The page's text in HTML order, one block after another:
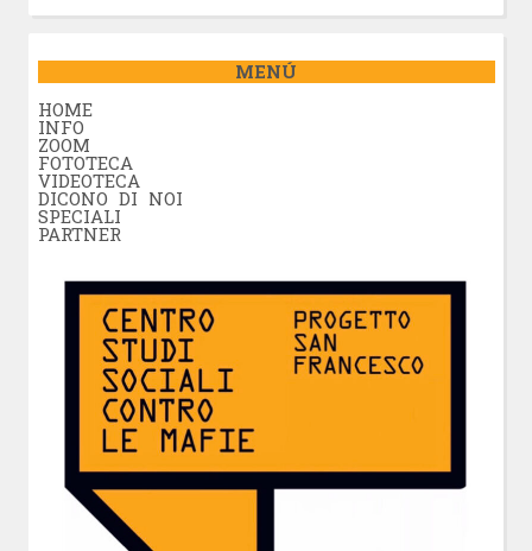
MENÚ
HOME
INFO
ZOOM
FOTOTECA
VIDEOTECA
DICONO DI NOI
SPECIALI
PARTNER